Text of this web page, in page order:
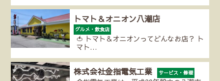
トマト＆オニオン八潮店
グルメ・飲食店
🍅 トマト＆オニオンってどんなお店？ ト
マト…
株式会社金指電気工業 サービス・修理